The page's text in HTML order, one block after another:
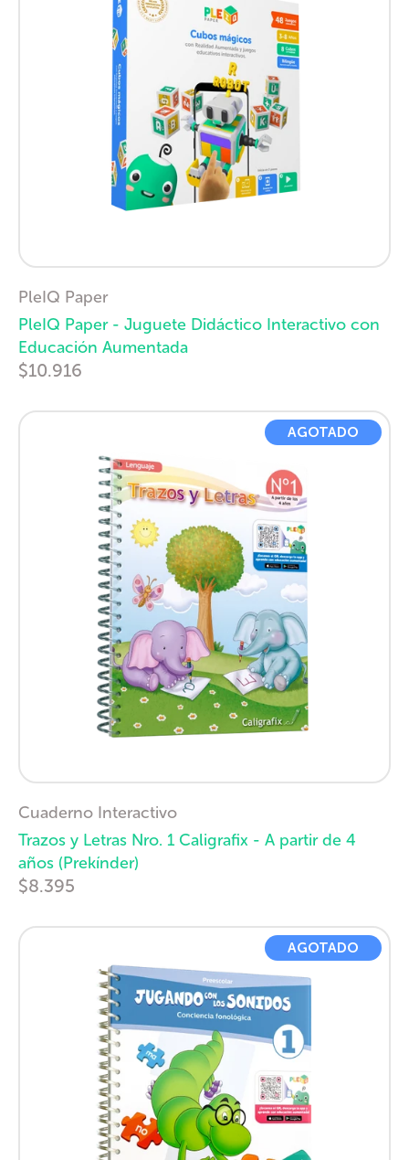
PleIQ Paper
PleIQ Paper - Juguete Didáctico Interactivo con
Educación Aumentada
$10.916
Cuaderno Interactivo
Trazos y Letras Nro. 1 Caligrafix - A partir de 4
años (Prekínder)
$8.395
AGOTADO
AGOTADO